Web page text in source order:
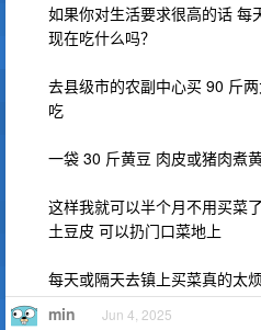
如果你对生活要求很高的话 每
现在吃什么吗？
去县级市的农副中心买 90 斤
吃
一袋 30 斤黄豆 肉皮或猪肉煮
这样我就可以半个月不用买菜
土豆皮 可以扔门口菜地上
每天或隔天去镇上买菜真的太
min Jun 4, 2025